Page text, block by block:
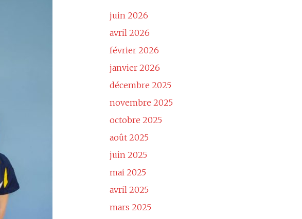
juin 2026
avril 2026
février 2026
janvier 2026
décembre 2025
novembre 2025
octobre 2025
août 2025
juin 2025
mai 2025
avril 2025
mars 2025